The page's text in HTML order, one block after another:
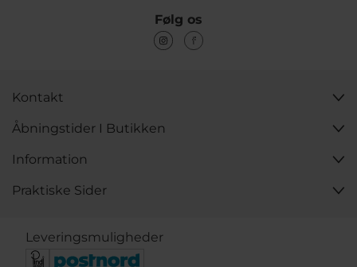
Følg os
Kontakt
Åbningstider I Butikken
Information
Praktiske Sider
Leveringsmuligheder